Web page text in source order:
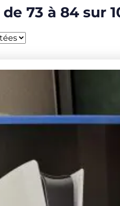
73 à 84 sur